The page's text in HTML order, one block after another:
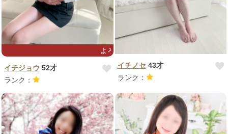
よろしくお願いします(^^)♪
イチジョウ 52才
ランク：
イチノセ 43才
ランク：